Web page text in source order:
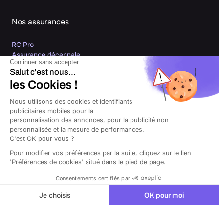
Nos assurances
RC Pro
Assurance décennale
Assurance RC Pro auto-entrepreneur
Assurance multirisque professionnelle
Assurance local professionnel
Mutuelle indépendant
Prévoyance indépendant
Ressources
Blog de l’entrepreneur
Centre d’aide - FAQ
À propos
Continuer sans accepter
Salut c'est nous...
les Cookies !
Nous utilisons des cookies et identifiants
publicitaires mobiles pour la
personnalisation des annonces, pour la publicité non
personnalisée et la mesure de performances.
C'est OK pour vous ?
Pour modifier vos préférences par la suite, cliquez sur le lien
'Préférences de cookies' situé dans le pied de page.
Consentements certifiés par
Je choisis OK pour moi